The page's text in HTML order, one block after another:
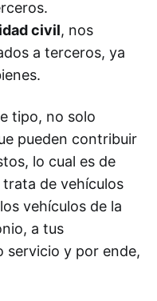
civil, nos
a terceros, ya
tipo, no solo
pueden contribuir
lo cual es de
de vehículos
vehículos de la
a tus
servicio y por ende,